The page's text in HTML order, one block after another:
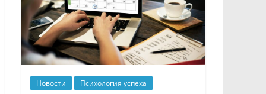
Новости Психология успеха